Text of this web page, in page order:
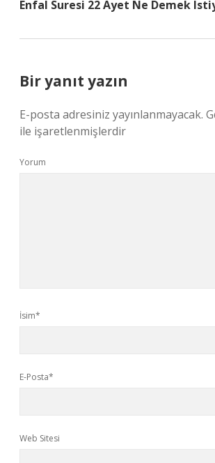
Enfal Suresi 22 Ayet Ne Demek
Bir yanıt yazın
E-posta adresiniz yayınlanmayacak.
ile işaretlenmişlerdir
Yorum
İsim*
E-Posta*
Web Sitesi